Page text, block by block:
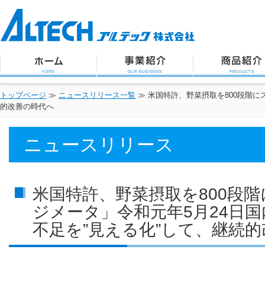
トップページ ≫ ニュースリリース一覧 ≫ 米国特許、野菜摂取を800段階に
的改善の時代へ
ニュースリリース
米国特許、野菜摂取を800段
ジメータ」令和元年5月24日
不足を”見える化”して、継続